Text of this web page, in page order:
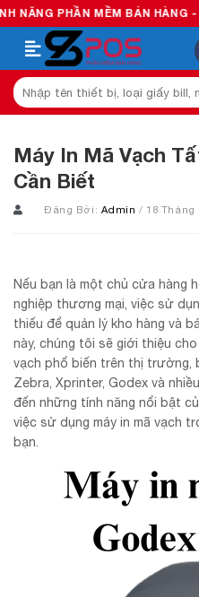
Skip
to
content
MỀM BÁN HÀNG - CHỈ VỚI 3
Tìm
kiếm:
Máy In Mã Vạch
Cần Biết
Đăng Bởi: Admin/ 18 Tháng
Nếu bạn là một chủ cửa hàng
nghiệp thương mại, việc sử
thiếu để quản lý kho hàng và
này, chúng tôi sẽ giới thiệu
vạch phổ biến trên thị trường,
Zebra, Xprinter, Godex và
đến những tính năng nổi bật
việc sử dụng máy in mã vạch
bạn.